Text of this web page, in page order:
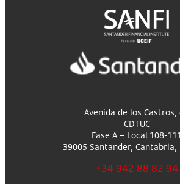
Avenida de los Castros,
-CDTUC-
Fase A – Local 108-111
39005 Santander, Cantabria,
+34 942 88 82 94